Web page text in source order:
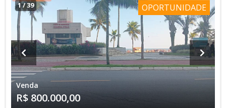
1/39 OPORTUNIDADE
Venda
R$ 800.000,00